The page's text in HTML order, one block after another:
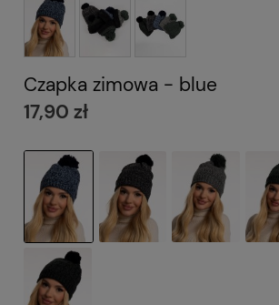
Czapka zimowa - blue
17,90 zł